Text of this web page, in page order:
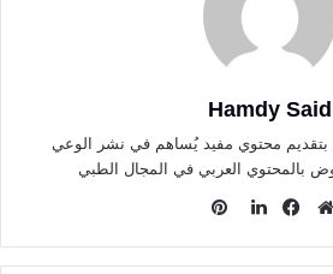
Hamdy Said
محتوي مفيد يُساهم في نشر الوعي
بالمحتوي العربي في المجال الطبي
الويب